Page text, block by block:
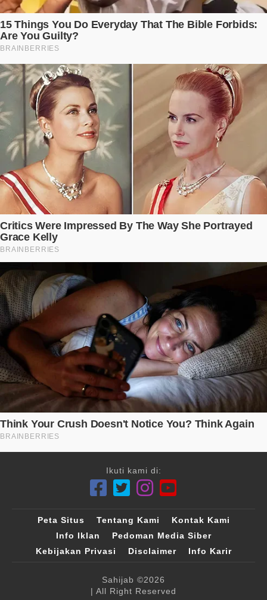
Ikuti kami di:
Peta Situs Tentang Kami
Kontak Kami
Info Iklan
Pedoman Media Siber
Kebijakan Privasi
Disclaimer Info Karir
Sahijab ©2026
| All Right Reserved